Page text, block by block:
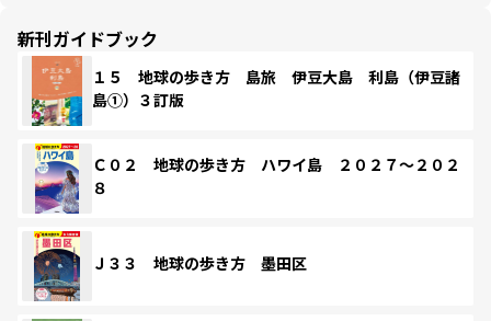
新刊ガイドブック
１５ 地球の歩き方 島旅 伊豆大島 利島（伊豆諸
島①）３訂版
Ｃ０２ 地球の歩き方 ハワイ島 ２０２７～２０２
８
Ｊ３３ 地球の歩き方 墨田区